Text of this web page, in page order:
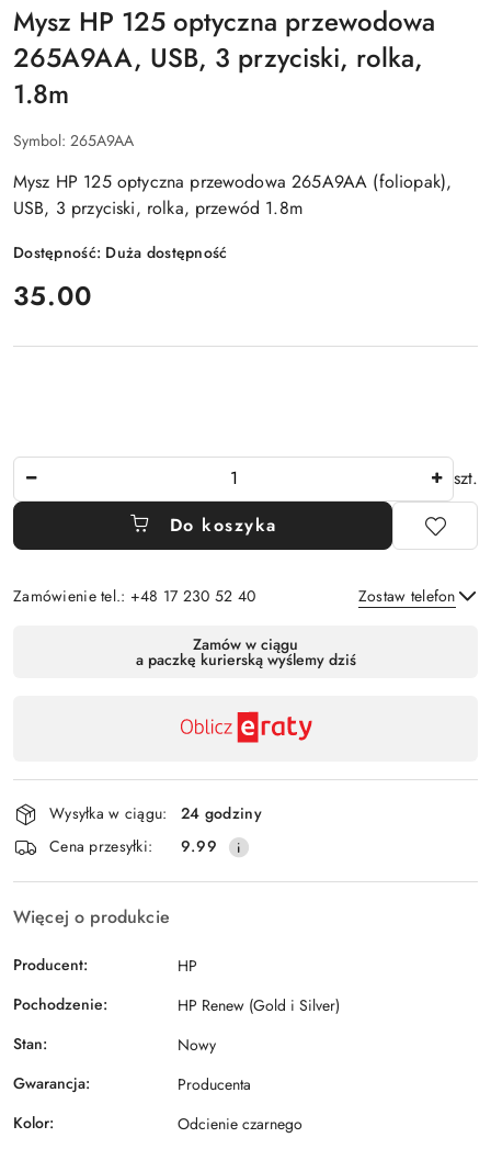
Mysz HP 125 optyczna przewodowa
265A9AA, USB, 3 przyciski, rolka,
1.8m
Symbol: 265A9AA
Mysz HP 125 optyczna przewodowa 265A9AA (foliopak),
USB, 3 przyciski, rolka, przewód 1.8m
Dostępność: Duża dostępność
cena:
35.00
szt.
Do koszyka
Zamówienie tel.: +48 17 230 52 40 Zostaw telefon
Zamów w ciągu
a paczkę kurierską wyślemy dziś
Wysyłka w ciągu:
24 godziny
Cena przesyłki:
9.99
Więcej o produkcie
Producent:
HP
Pochodzenie:
HP Renew (Gold i Silver)
Stan:
Nowy
Gwarancja:
Producenta
Kolor:
Odcienie czarnego